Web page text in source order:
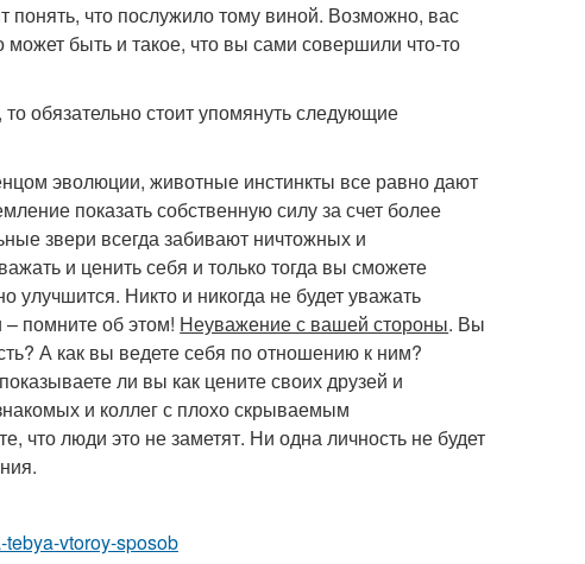
понять, что послужило тому виной. Возможно, вас
быть и такое, что вы сами совершили что-то
обязательно стоит упомянуть следующие
эволюции, животные инстинкты все равно дают
показать собственную силу за счет более
звери всегда забивают ничтожных и
и ценить себя и только тогда вы сможете
Никто и никогда не будет уважать
– помните об этом! Неуважение с вашей стороны. Вы
А как вы ведете себя по отношению к ним?
ли вы как цените своих друзей и
и коллег с плохо скрываемым
что люди это не заметят. Ни одна личность не будет
vtoroy-sposob